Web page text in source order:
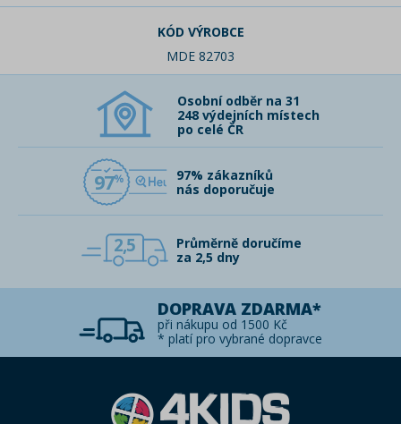
KÓD VÝROBCE
MDE 82703
Osobní odběr na 31
248 výdejních místech
po celé ČR
97
97% zákazníků
nás doporučuje
2,5
Průměrně doručíme
za 2,5 dny
DOPRAVA ZDARMA*
při nákupu od 1500 Kč
* platí pro vybrané dopravce